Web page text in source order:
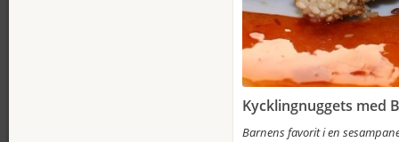
Kycklingnuggets med
Barnens favorit i en